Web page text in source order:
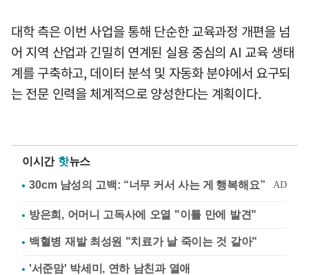
대학 측은 이번 사업을 통해 단순한 교육과정 개편을 넘
어 지역 산업과 긴밀히 연계된 실용 중심의 AI 교육 생태
계를 구축하고, 데이터 분석 및 자동화 분야에서 요구되
는 전문 인력을 체계적으로 양성한다는 계획이다.
이시간 핫뉴스
방은희, 어머니 고독사에 오열 "이틀 만에 발견"
백혈병 재발 최성원 "치료가 날 죽이는 것 같아"
'서준맘' 박세미, 연하 남친과 열애